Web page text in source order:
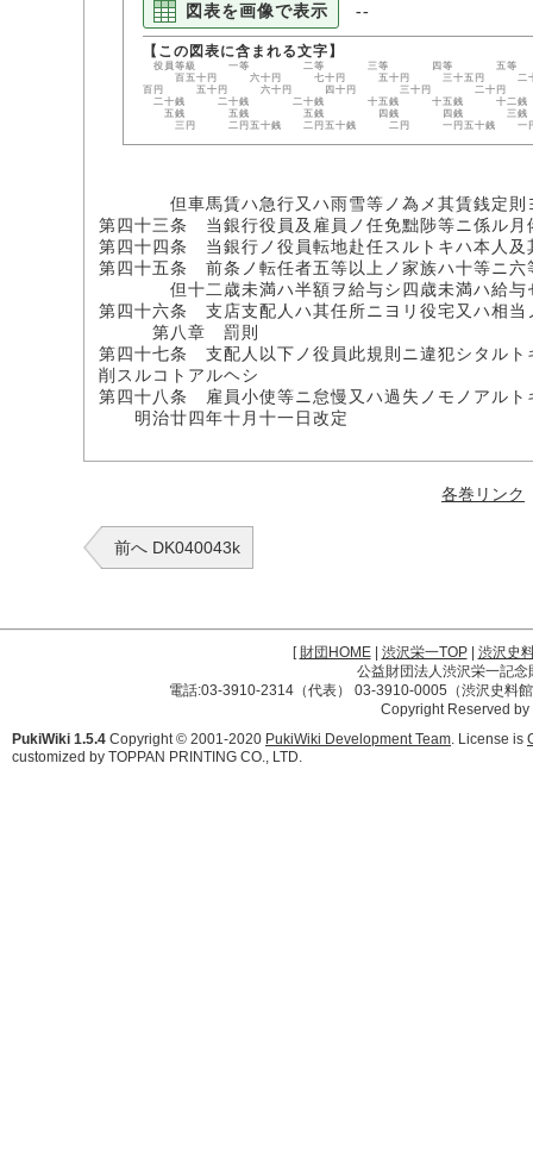
図表を画像で表示 --
役員等級 一等 二等 三等 四等 五
百五十円 六十円 七十円 五十円 三十五
百円 五十円 六十円 四十円 三十円 二十
二十銭 二十銭 二十銭 十五銭 十五銭 十二
五銭 五銭 五銭 四銭 四銭 三銭 三
三円 二円五十銭 二円五十銭 二円 一円五十銭 一
但車馬賃ハ急行又ハ雨雪等ノ為メ其賃銭定則ヨ
第四十三条 当銀行役員及雇員ノ任免黜陟等ニ係ル月
第四十四条 当銀行ノ役員転地赴任スルトキハ本人
第四十五条 前条ノ転任者五等以上ノ家族ハ十等ニ
但十二歳未満ハ半額ヲ給与シ四歳未満ハ給与
第四十六条 支店支配人ハ其任所ニヨリ役宅又ハ相当
第八章 罰則
第四十七条 支配人以下ノ役員此規則ニ違犯シタルト
削スルコトアルヘシ
第四十八条 雇員小使等ニ怠慢又ハ過失ノモノアル
明治廿四年十月十一日改定
各巻リンク
前へ DK040043k
[財団HOME| 渋沢栄一TOP| 渋沢史
公益財団法人渋沢栄一記
電話:03-3910-2314（代表） 03-3910-0005（渋沢史料
Copyright Reserved
PukiWiki 1.5.4 Copyright © 2001-2020 PukiWiki Development Team. License is
customized by TOPPAN PRINTING CO., LTD.